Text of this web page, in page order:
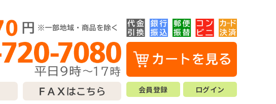
会員登録 ログイン